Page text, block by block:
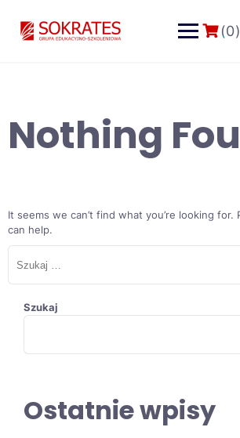
content
(0)
Nothing
It seems we can’t find what you’re looking for.
can help.
Szukaj:
Szukaj
Ostatnie wpisy